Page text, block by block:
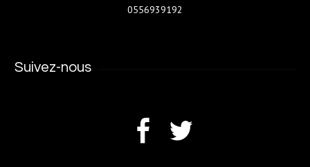
0556939192
Suivez-nous